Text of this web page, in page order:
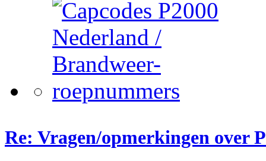
Re: Vragen/opmerkingen over